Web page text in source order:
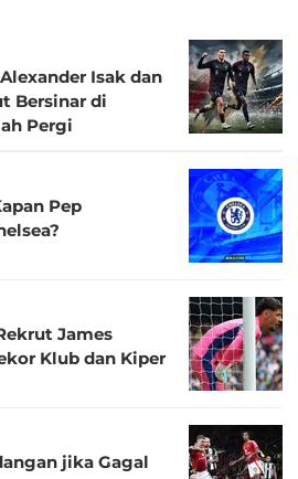
Isak dan
Bersinar di
Pergi
Pep
James
Klub dan Kiper
jika Gagal